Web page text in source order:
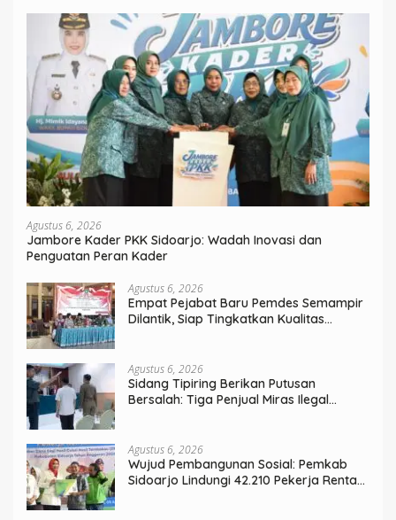
Agustus 6, 2026
Jambore Kader PKK Sidoarjo: Wadah Inovasi dan
Penguatan Peran Kader
Agustus 6, 2026
Empat Pejabat Baru Pemdes Semampir
Dilantik, Siap Tingkatkan Kualitas
Agustus 6, 2026
Sidang Tipiring Berikan Putusan
Bersalah: Tiga Penjual Miras Ilegal
Agustus 6, 2026
Wujud Pembangunan Sosial: Pemkab
Sidoarjo Lindungi 42.210 Pekerja Rentan